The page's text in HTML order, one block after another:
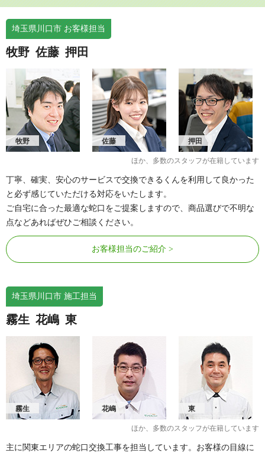
リボンシティレジデンス
リボンシティレジデンスセンター
ルイシャトレ川口青木リバーパー
ク
ルイシャトレ川口プレイズ
ルネ川口アグリア ルネサンスブライトアリーナ
ルモン蕨 レーベンスクエア川口シルフィア
レーベンハイムサザンテラス レクセル西川口
ローヤルシティ川口西青木
ローヤルシティ川口原町 ローヤルシティ東川口駅前
ローヤルシティ蕨 ローヤルシティ蕨東
ローレルコート川口
※その他、多数の実績がございます。
埼玉県川口市 お客様担当
牧野 佐藤 押田
牧野 佐藤 押田
ほか、多数のスタッフが在籍しています
丁寧、確実、安心のサービスで交換できるくんを利用して良かった
と必ず感じていただける対応をいたします。
ご自宅に合った最適な蛇口をご提案しますので、商品選びで不明な
点などあればぜひご相談ください。
お客様担当のご紹介
埼玉県川口市 施工担当
霧生 花嶋 東
霧生 花嶋 東
ほか、多数のスタッフが在籍しています
主に関東エリアの蛇口交換工事を担当しています。お客様の目線に